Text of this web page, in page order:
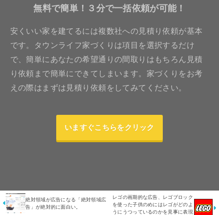
無料で簡単！３分で一括依頼が可能！
安くいい家を建てるには複数社への見積り依頼が基本
です。タウンライフ家づくりは項目を選択するだけ
で、簡単にあなたの希望通りの間取りはもちろん見積
り依頼まで簡単にできてしまいます。家づくりをお考
えの際はまずは見積り依頼をしてみてください。
いますぐこちらをクリック
絶対領域が広告になる「絶対領域広
告」が絶対的に面白い。
レゴの画期的な広告、レゴブロック
を使った子供のめにはレゴがどのよ
うにうつっているのかを見事に表現